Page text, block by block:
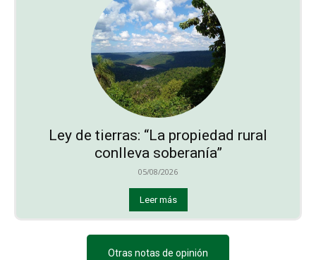
Ley de tierras: “La propiedad rural
conlleva soberanía”
05/08/2026
Leer más
Otras notas de opinión